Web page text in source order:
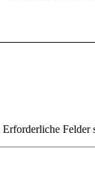
Erforderliche Felder